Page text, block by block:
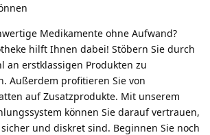
Medikamente ohne Aufwand?
hilft Ihnen dabei! Stöbern Sie durch
an erstklassigen Produkten zu
Außerdem profitieren Sie von
auf Zusatzprodukte. Mit unserem
können Sie darauf vertrauen,
und diskret sind. Beginnen Sie noch